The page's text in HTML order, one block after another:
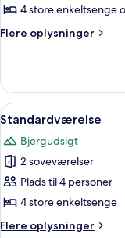
4 store enkeltsenge
Flere oplysninger
Flere
Indlæs
alle
billeder
af
Standardværelse
4
Standardværelse
Bjergudsigt
2 soveværelser
Plads til 4 personer
4 store enkeltsenge
Flere oplysninger
Flere